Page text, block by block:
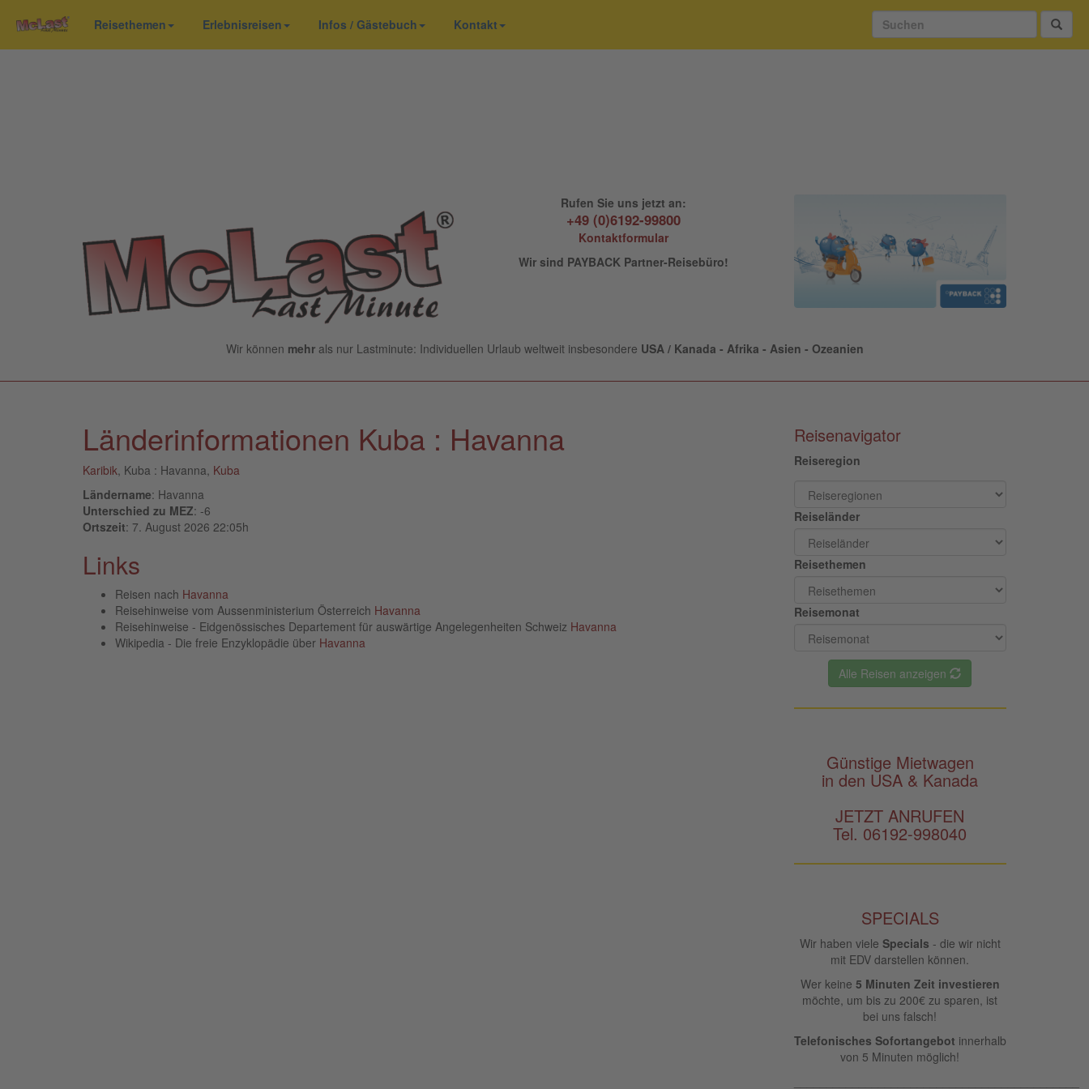
Rufen Sie uns jetzt an:
+49 (0)6192-99800
Kontaktformular
Wir sind PAYBACK Partner-Reisebüro!
Wir können mehrals nur Lastminute: Individuellen Urlaub weltweit insbesondere USA / Kanada - Afrika - Asien - Ozeanien
Reisethemen Erlebnisreisen Infos / Gästebuch Kontakt
Länderinformationen Kuba : Havanna
Karibik , Kuba : Havanna, Kuba
Ländername: Havanna
Unterschied zu MEZ: -6
Ortszeit: 7. August 2026 22:05h
Links
Reisen nach Havanna
Reisehinweise vom Aussenministerium Österreich Havanna
Reisehinweise - Eidgenössisches Departement für auswärtige Angelegenheiten Schweiz Havanna
Wikipedia - Die freie Enzyklopädie über Havanna
Reisenavigator
Reiseregion
Reiseländer
Reisethemen
Reisemonat
Alle Reisen anzeigen
Günstige Mietwagen
in den USA & Kanada
JETZT ANRUFEN
Tel. 06192-998040
SPECIALS
Wir haben viele Specials - die wir nicht
mit EDV darstellen können.
Wer keine 5 Minuten Zeit investieren
möchte, um bis zu 200€ zu sparen, ist
bei uns falsch!
Telefonisches Sofortangebot innerhalb
von 5 Minuten möglich!